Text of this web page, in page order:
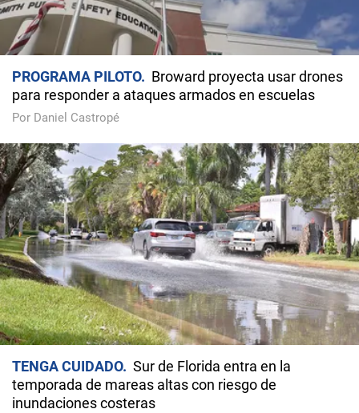
PROGRAMA PILOTO
Broward proyecta usar drones
para responder a ataques armados en escuelas
Por Daniel Castropé
TENGA CUIDADO
Sur de Florida entra en la
temporada de mareas altas con riesgo de
inundaciones costeras